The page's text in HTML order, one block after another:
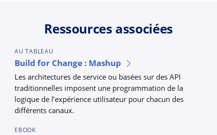
Ressources associées
AU TABLEAU
Build for Change : Mashup
Les architectures de service ou basées sur des API
traditionnelles imposent une programmation de la
logique de l’expérience utilisateur pour chacun des
différents canaux.
EBOOK